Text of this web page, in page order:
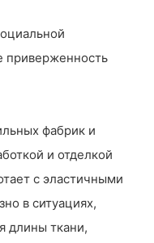
приверженность
фабрик и
и отделкой
с эластичными
в ситуациях,
длины ткани,